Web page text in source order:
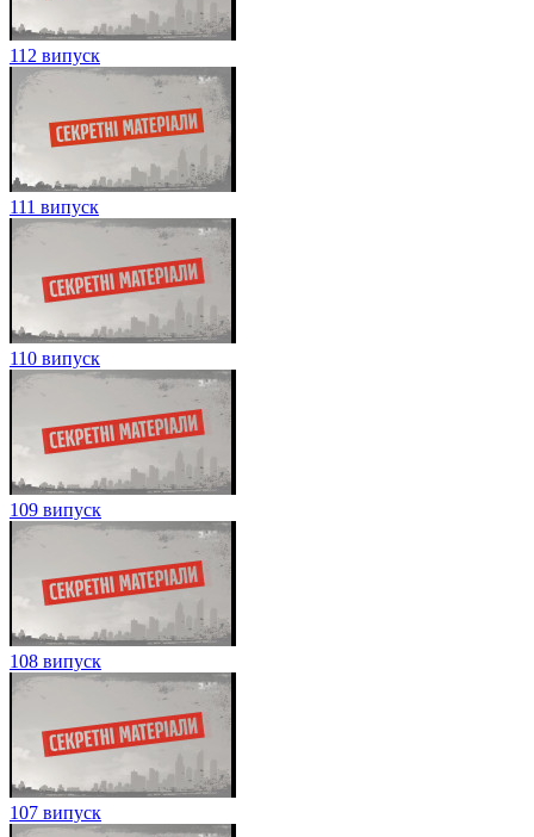
112 випуск
111 випуск
110 випуск
109 випуск
108 випуск
107 випуск